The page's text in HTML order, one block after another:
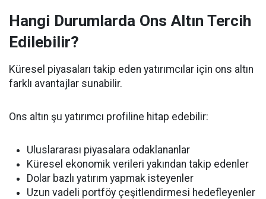
Hangi Durumlarda Ons Altın Tercih
Edilebilir?
Küresel piyasaları takip eden yatırımcılar için ons altın
farklı avantajlar sunabilir.
Ons altın şu yatırımcı profiline hitap edebilir:
Uluslararası piyasalara odaklananlar
Küresel ekonomik verileri yakından takip edenler
Dolar bazlı yatırım yapmak isteyenler
Uzun vadeli portföy çeşitlendirmesi hedefleyenler